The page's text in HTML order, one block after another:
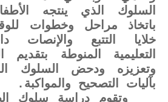
السلوك الذي ينتجه
باتخاذ مراحل وخطوات
خلايا التتبع والإنصات
التعليمية المنوطة
وتعزيزه ودحض السلوك
بآليات التصحيح والمواكبة.
وتقوم دراسة سلوك